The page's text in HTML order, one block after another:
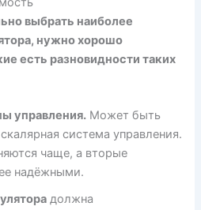
выбрать наиболее
нужно хорошо
есть разновидности таких
управления. Может быть
система управления.
чаще, а вторые
надёжными.
должна